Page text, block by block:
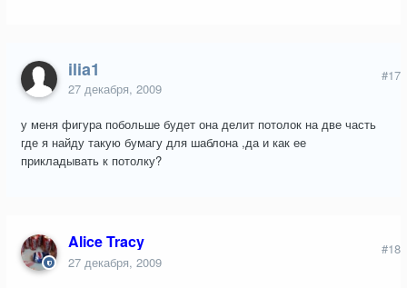
ilia1
27 декабря, 2009
#17
у меня фигура побольше будет она делит потолок на две часть
где я найду такую бумагу для шаблона ,да и как ее
прикладывать к потолку?
Alice Tracy
27 декабря, 2009
#18